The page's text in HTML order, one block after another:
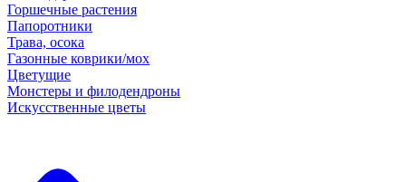
Горшечные растения
Папоротники
Трава, осока
Газонные коврики/мох
Цветущие
Монстеры и филодендроны
Искусственные цветы